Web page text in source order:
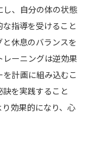
し、自分の体の状態
指導を受けること
休息のバランスを
ーニングは逆効果
計画に組み込むこ
を実践すること
効果的になり、心